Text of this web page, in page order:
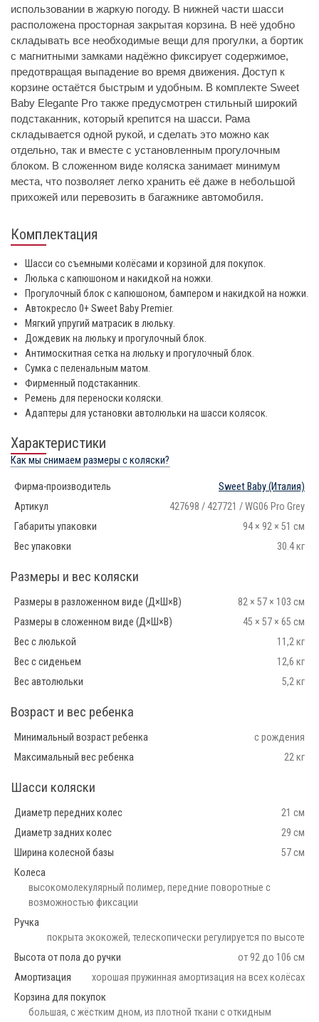
использовании в жаркую погоду. В нижней части шасси
расположена просторная закрытая корзина. В неё удобно
складывать все необходимые вещи для прогулки, а бортик
с магнитными замками надёжно фиксирует содержимое,
предотвращая выпадение во время движения. Доступ к
корзине остаётся быстрым и удобным. В комплекте Sweet
Baby Elegante Pro также предусмотрен стильный широкий
подстаканник, который крепится на шасси. Рама
складывается одной рукой, и сделать это можно как
отдельно, так и вместе с установленным прогулочным
блоком. В сложенном виде коляска занимает минимум
места, что позволяет легко хранить её даже в небольшой
прихожей или перевозить в багажнике автомобиля.
Комплектация
Шасси со съемными колёсами и корзиной для покупок.
Люлька с капюшоном и накидкой на ножки.
Прогулочный блок с капюшоном, бампером и накидкой на ножки.
Автокресло 0+ Sweet Baby Premier.
Мягкий упругий матрасик в люльку.
Дождевик на люльку и прогулочный блок.
Антимоскитная сетка на люльку и прогулочный блок.
Сумка с пеленальным матом.
Фирменный подстаканник.
Ремень для переноски коляски.
Адаптеры для установки автолюльки на шасси колясок.
Характеристики
Как мы снимаем размеры с коляски?
Фирма-производитель Sweet Baby(Италия)
Артикул
427698 / 427721 / WG06 Pro Grey
Габариты упаковки
94 × 92 × 51 см
Вес упаковки
30.4 кг
Размеры и вес коляски
Размеры в разложенном виде (Д×Ш×В)
82 × 57 × 103 см
Размеры в сложенном виде (Д×Ш×В)
45 × 57 × 65 см
Вес с люлькой
11,2 кг
Вес с сиденьем
12,6 кг
Вес автолюльки
5,2 кг
Возраст и вес ребенка
Минимальный возраст ребенка
с рождения
Максимальный вес ребенка
22 кг
Шасси коляски
Диаметр передних колес
21 см
Диаметр задних колес
29 см
Ширина колесной базы
57 см
Колеса
высокомолекулярный полимер, передние поворотные с
возможностью фиксации
Ручка
покрыта экокожей, телескопически регулируется по высоте
Высота от пола до ручки
от 92 до 106 см
Амортизация
хорошая пружинная амортизация на всех колёсах
Корзина для покупок
большая, с жёстким дном, из плотной ткани с откидным